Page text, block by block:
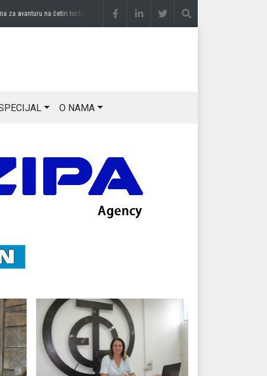
avanturu na četiri točkaprije 3 sedmice DRAGAN OSTOJIĆ: Moj karakter je
O NAMA